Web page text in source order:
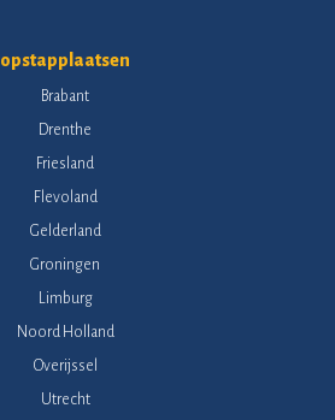
opstapplaatsen
Brabant
Drenthe
Friesland
Flevoland
Gelderland
Groningen
Limburg
Noord Holland
Overijssel
Utrecht